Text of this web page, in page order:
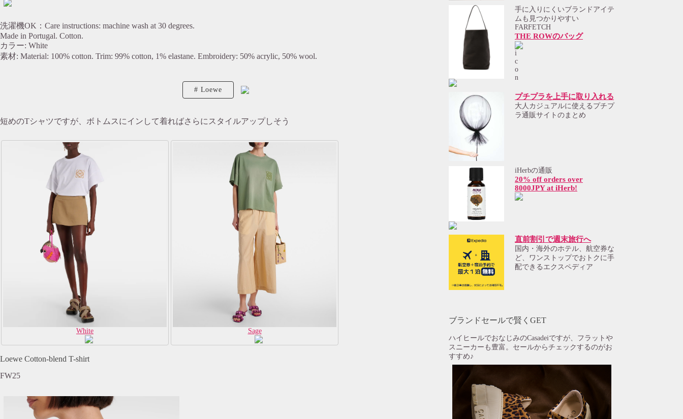
洗濯機OK：Care instructions: machine wash at 30 degrees.
Made in Portugal. Cotton.
カラー: White
素材: Material: 100% cotton. Trim: 99% cotton, 1% elastane. Embroidery: 50% acrylic, 50% wool.
Loewe
短めのTシャツですが、ボトムスにインして着ればさらにスタイルアップしそう
White Sage
Loewe Cotton-blend T-shirt
FW25
手に入りにくいブランドアイテ
ムも見つかりやすい
FARFETCH
THE ROWのバッグ
プチプラを上手に取り入れる
大人カジュアルに使えるプチプ
ラ通販サイトのまとめ
iHerbの通販
20% off orders over
8000JPY at iHerb!
直前割引で週末旅行へ
国内・海外のホテル、航空券な
ど、ワンストップでおトクに手
配できるエクスペディア
ブランドセールで賢くGET
ハイヒールでおなじみのCasadeiですが、フラットや
スニーカーも豊富。セールからチェックするのがお
すすめ♪